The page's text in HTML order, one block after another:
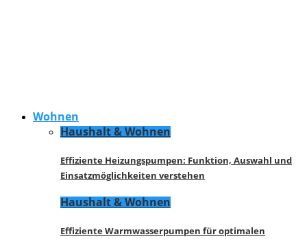
Wohnen
Haushalt & Wohnen
Effiziente Heizungspumpen: Funktion, Auswahl und
Einsatzmöglichkeiten verstehen
Haushalt & Wohnen
Effiziente Warmwasserpumpen für optimalen